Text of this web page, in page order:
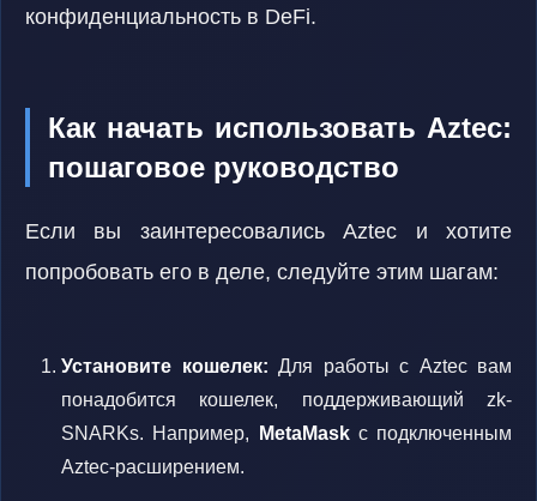
конфиденциальность в DeFi.
Как начать использовать Aztec:
пошаговое руководство
Если вы заинтересовались Aztec и хотите
попробовать его в деле, следуйте этим шагам:
Установите кошелек: Для работы с Aztec вам
понадобится кошелек, поддерживающий zk-
SNARKs. Например,
MetaMaskс подключенным
Aztec-расширением.